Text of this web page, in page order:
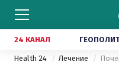
24 КАНАЛ
Health 24 Лечение